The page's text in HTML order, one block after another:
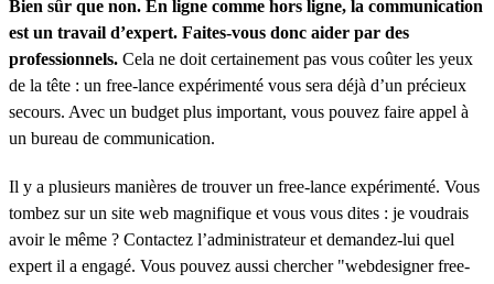
Bien sûr que non. En ligne comme hors ligne, la communication
est un travail d’expert. Faites-vous donc aider par des
professionnels. Cela ne doit certainement pas vous coûter les yeux
de la tête : un free-lance expérimenté vous sera déjà d’un précieux
secours. Avec un budget plus important, vous pouvez faire appel à
un bureau de communication.
Il y a plusieurs manières de trouver un free-lance expérimenté. Vous
tombez sur un site web magnifique et vous vous dites : je voudrais
avoir le même ? Contactez l’administrateur et demandez-lui quel
expert il a engagé. Vous pouvez aussi chercher "webdesigner free-